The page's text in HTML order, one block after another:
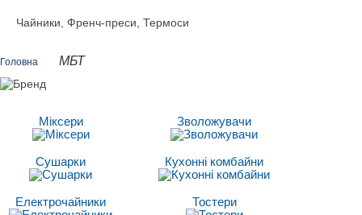
Чайники, Френч-преси, Термоси
Головна МБТ
Міксери Зволожувачи
Сушарки Кухонні комбайни
Електрочайники Тостери